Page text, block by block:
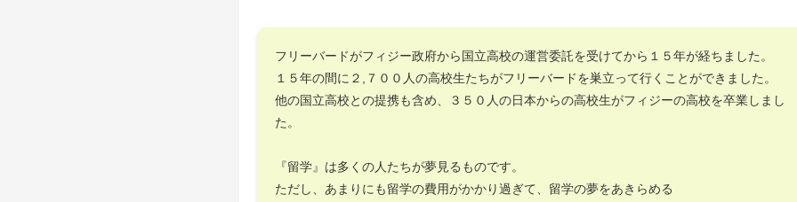
フリーバードがフィジー政府から国立高校の運営委託を受けてから１５年が経ちました。
１５年の間に２,７００人の高校生たちがフリーバードを巣立って行くことができました。
他の国立高校との提携も含め、３５０人の日本からの高校生がフィジーの高校を卒業しまし
た。
『留学』は多くの人たちが夢見るものです。
ただし、あまりにも留学の費用がかかり過ぎて、留学の夢をあきらめる